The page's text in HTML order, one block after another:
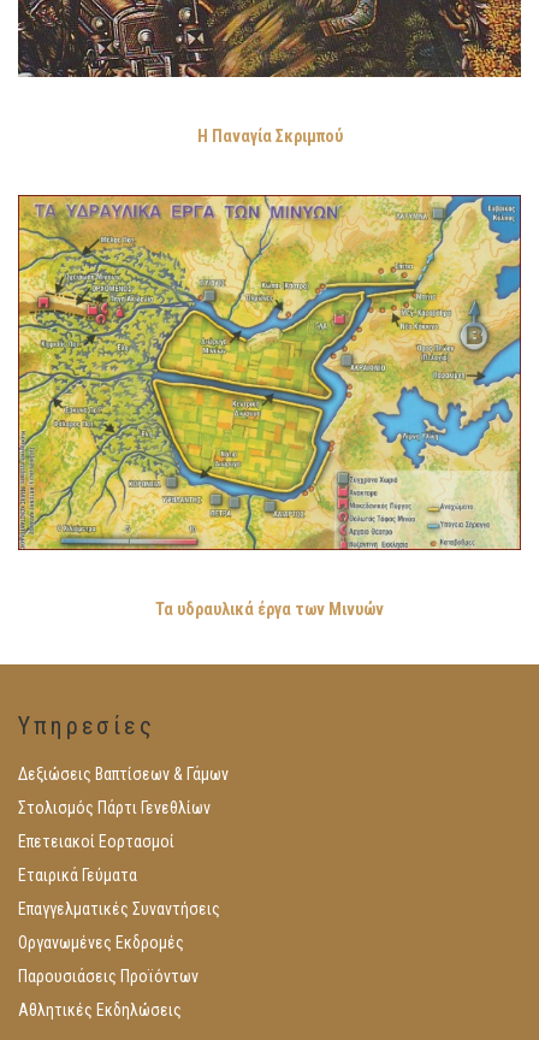
Η Παναγία Σκριμπού
Τα υδραυλικά έργα των Μινυών
Υπηρεσίες
Δεξιώσεις Βαπτίσεων & Γάμων
Στολισμός Πάρτι Γενεθλίων
Επετειακοί Εορτασμοί
Εταιρικά Γεύματα
Επαγγελματικές Συναντήσεις
Οργανωμένες Εκδρομές
Παρουσιάσεις Προϊόντων
Αθλητικές Εκδηλώσεις